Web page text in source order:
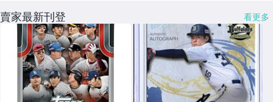
賣家最新刊登 看更多